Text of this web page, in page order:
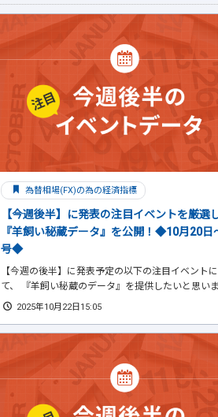
為替相場(FX)の為の経済指標
【今週後半】に発表の注目イベントを厳選
『羊飼い秘蔵データ』を公開！◆10月20日
号◆
【今週の後半】に発表予定の以下の注目イベント
て、 『羊飼い秘蔵のデータ』を提供したいと思い
2025年10月22日15:05